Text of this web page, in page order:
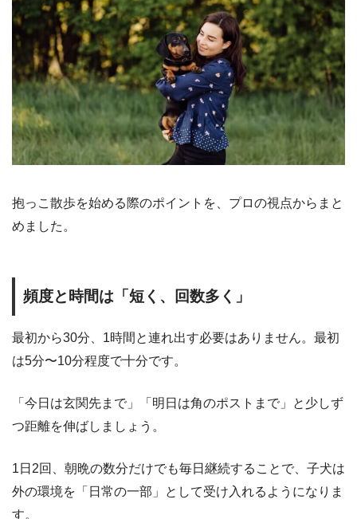
抱っこ散歩を始める際のポイントを、プロの視点からまと
めました。
頻度と時間は「短く、回数多く」
最初から30分、1時間と連れ出す必要はありません。最初
は5分〜10分程度で十分です。
「今日は玄関先まで」「明日は角のポストまで」と少しず
つ距離を伸ばしましょう。
1日2回、朝晩の数分だけでも毎日継続することで、子犬は
外の環境を「日常の一部」として受け入れるようになりま
す。